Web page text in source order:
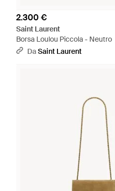
2.300 €
Saint Laurent
Borsa Loulou Piccola - Neutro
DaSaint Laurent